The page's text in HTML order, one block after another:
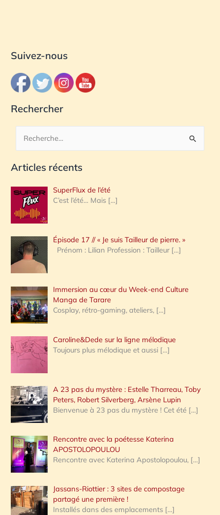
Suivez-nous
Rechercher
c
e
r
c
h
e
:
Articles récents
SuperFlux de l’été
C’est l’été… Mais […]
Épisode 17 // « Je suis Tailleur de pierre. »
Prénom : Lilian Profession : Tailleur […]
Immersion au cœur du Week-end Culture
Manga de Tarare
Cosplay, rétro-gaming, ateliers, […]
Caroline&Dede sur la ligne mélodique
Toujours plus mélodique et aussi […]
A 23 pas du mystère : Estelle Tharreau, Toby
Peters, Robert Silverberg, Arsène Lupin
Bienvenue à 23 pas du mystère ! Cet été […]
Rencontre avec la poétesse Katerina
APOSTOLOPOULOU
Rencontre avec Katerina Apostolopoulou, […]
Jassans-Riottier : 3 sites de compostage
partagé une première !
Installés dans des emplacements […]